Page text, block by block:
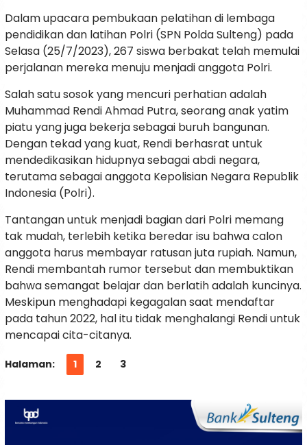
Dalam upacara pembukaan pelatihan di lembaga
pendidikan dan latihan Polri (SPN Polda Sulteng) pada
Selasa (25/7/2023), 267 siswa berbakat telah memulai
perjalanan mereka menuju menjadi anggota Polri.
Salah satu sosok yang mencuri perhatian adalah
Muhammad Rendi Ahmad Putra, seorang anak yatim
piatu yang juga bekerja sebagai buruh bangunan.
Dengan tekad yang kuat, Rendi berhasrat untuk
mendedikasikan hidupnya sebagai abdi negara,
terutama sebagai anggota Kepolisian Negara Republik
Indonesia (Polri).
Tantangan untuk menjadi bagian dari Polri memang
tak mudah, terlebih ketika beredar isu bahwa calon
anggota harus membayar ratusan juta rupiah. Namun,
Rendi membantah rumor tersebut dan membuktikan
bahwa semangat belajar dan berlatih adalah kuncinya.
Meskipun menghadapi kegagalan saat mendaftar
pada tahun 2022, hal itu tidak menghalangi Rendi untuk
mencapai cita-citanya.
Halaman: 1 2 3